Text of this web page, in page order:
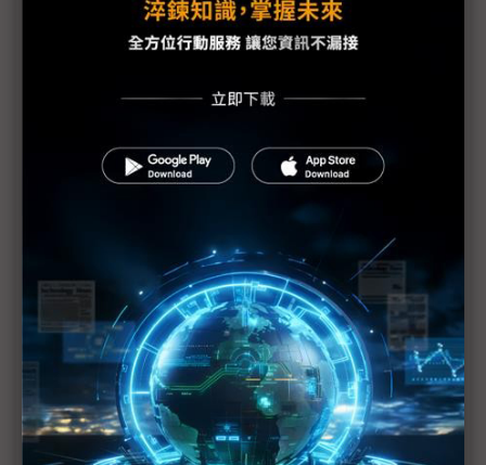
疫助新南向 難脫紅色供應鏈
遠端工作帶動平板電腦需求 ODM 2月底或原料短缺
iPhone產線稼動率僅3~5成 蘋果中國供應鏈復工一
疫情封鎖的宅邸 展現Switch魅力
美持續施壓要英國放棄華為
中國TWS供應鏈受疫 物流運輸成交貨遲延主因
SK海力士2人受檢 利川廠800人自主管理
跟隨小米、MWC腳步 華為開發者大會延期